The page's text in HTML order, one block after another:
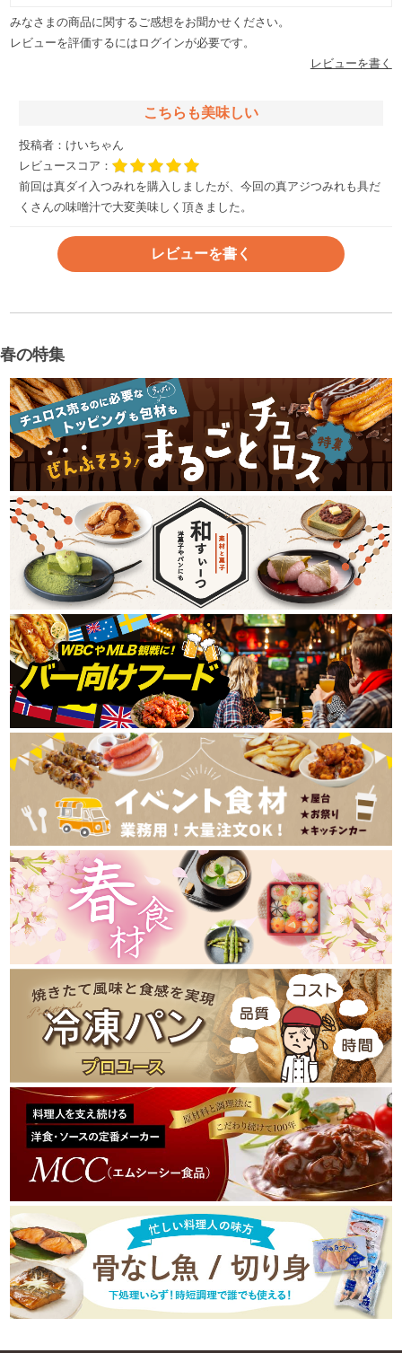
みなさまの商品に関するご感想をお聞かせください。
レビューを評価するには ログインが必要です。
レビューを書く
こちらも美味しい
投稿者： けいちゃん
レビュースコア：
前回は真ダイ入つみれを購入しましたが、今回の真アジつみれも具だ
くさんの味噌汁で大変美味しく頂きました。
レビューを書く
春の特集